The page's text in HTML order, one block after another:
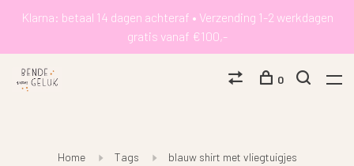
Klarna: betaal 14 dagen achteraf • Verzending 1-2 werkdagen
gratis vanaf €100,-
0
Home Tags blauw shirt met vliegtuigjes